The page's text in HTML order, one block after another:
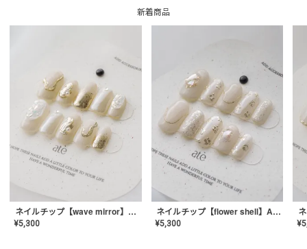
新着商品
ネイルチップ【wave mirror】AE-CONA-04
¥5,300
ネイルチップ【flower shell】AE-CONA-03
¥5,300 ¥